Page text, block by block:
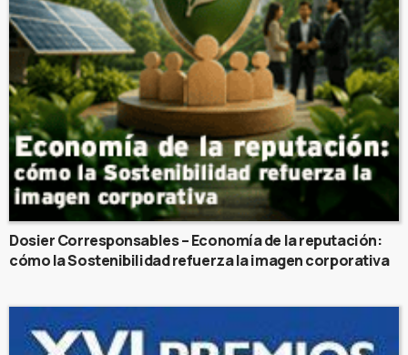
Dosier Corresponsables – Economía de la reputación:
cómo la Sostenibilidad refuerza la imagen corporativa